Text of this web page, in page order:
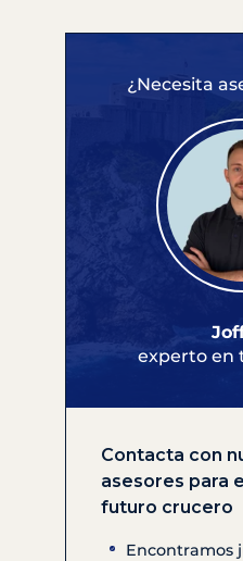
¿Necesita
experto en
Contacta con
asesores para
futuro crucero
Encontramos